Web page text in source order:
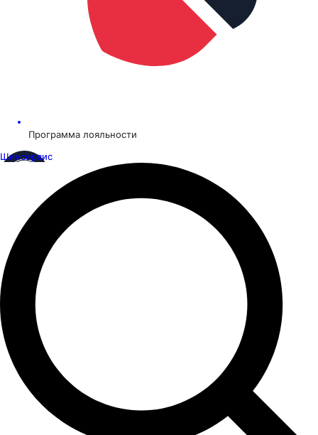
Программа лояльности
Шинсервис